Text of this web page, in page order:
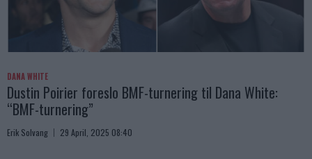
DANA WHITE
Dustin Poirier foreslo BMF-turnering til Dana White:
“BMF-turnering”
Erik Solvang 29 April, 2025 08:40